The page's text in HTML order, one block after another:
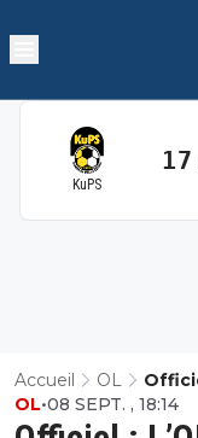
KuPS
Accueil OL
OL•08 SEPT. , 18:14